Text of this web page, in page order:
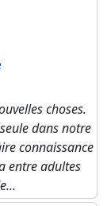
choses.
dans notre
connaissance
entre adultes